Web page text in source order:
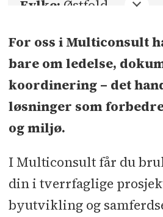
Fylke: Østfold
Sted:Fredrikstad
Søknadsfrist:
For oss i Multiconsult
bare om ledelse,
koordinering – det
løsninger som
og miljø.
I Multiconsult får du
din i tverrfaglige
byutvikling og